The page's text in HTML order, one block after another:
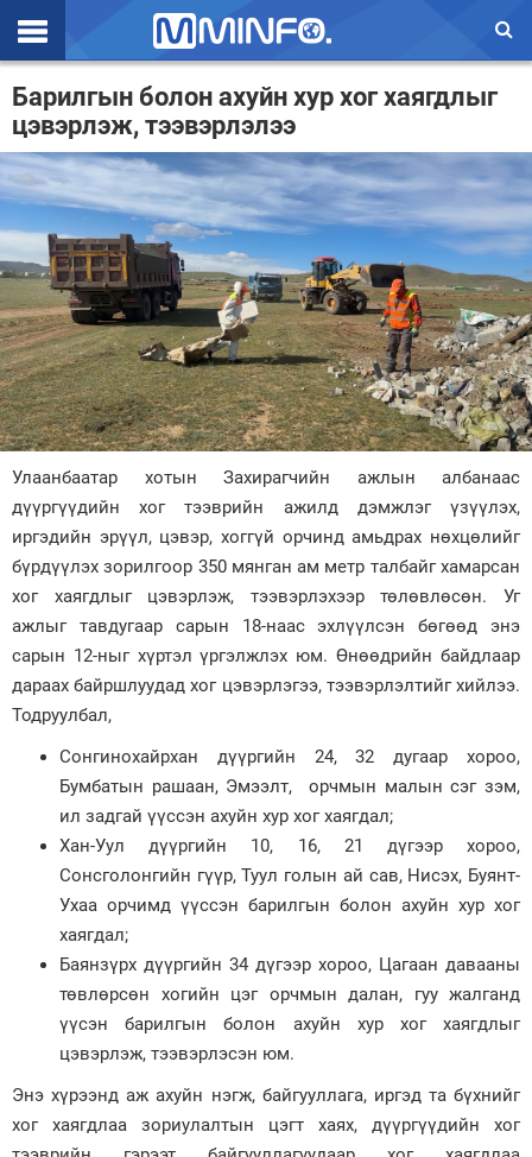
Эхлэл
Цаг агаар
Валют ханш
Улс төр
Эдийн засаг
Үзэл бодол
Спорт
Нийгэм
Дэлхий
Энтертайнмэнт
Зурхай
Барилгын болон ахуйн хур хог хаягдлыг
цэвэрлэж, тээвэрлэлээ
Улаанбаатар хотын Захирагчийн ажлын албанаас
дүүргүүдийн хог тээврийн ажилд дэмжлэг үзүүлэх,
иргэдийн эрүүл, цэвэр, хоггүй орчинд амьдрах нөхцөлийг
бүрдүүлэх зорилгоор 350 мянган ам метр талбайг хамарсан
хог хаягдлыг цэвэрлэж, тээвэрлэхээр төлөвлөсөн. Уг
ажлыг тавдугаар сарын 18-наас эхлүүлсэн бөгөөд энэ
сарын 12-ныг хүртэл үргэлжлэх юм. Өнөөдрийн байдлаар
дараах байршлуудад хог цэвэрлэгээ, тээвэрлэлтийг хийлээ.
Тодруулбал,
Сонгинохайрхан дүүргийн 24, 32 дугаар хороо,
Бумбатын рашаан, Эмээлт, орчмын малын сэг зэм,
ил задгай үүссэн ахуйн хур хог хаягдал;
Хан-Уул дүүргийн 10, 16, 21 дүгээр хороо,
Сонсголонгийн гүүр, Туул голын ай сав, Нисэх, Буянт-
Ухаа орчимд үүссэн барилгын болон ахуйн хур хог
хаягдал;
Баянзүрх дүүргийн 34 дүгээр хороо, Цагаан давааны
төвлөрсөн хогийн цэг орчмын далан, гуу жалганд
үүсэн барилгын болон ахуйн хур хог хаягдлыг
цэвэрлэж, тээвэрлэсэн юм.
Энэ хүрээнд аж ахуйн нэгж, байгууллага, иргэд та бүхнийг
хог хаягдлаа зориулалтын цэгт хаях, дүүргүүдийн хог